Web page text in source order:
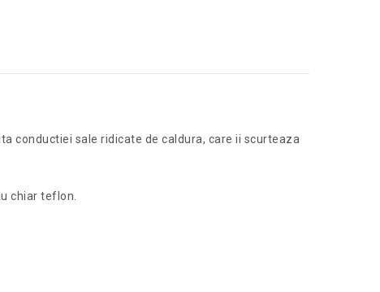
conductiei sale ridicate de caldura, care ii scurteaza
chiar teflon.